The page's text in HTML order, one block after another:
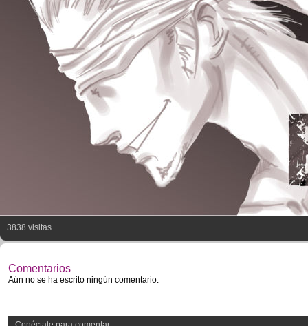
3838 visitas
Comentarios
Aún no se ha escrito ningún comentario.